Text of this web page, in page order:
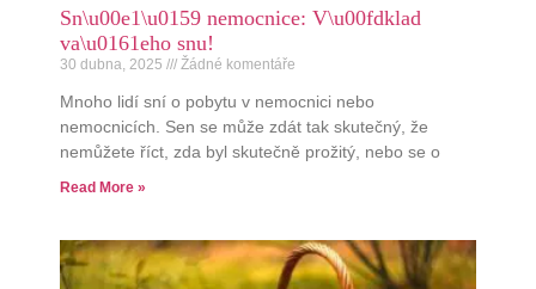
Sn\u00e1\u0159 nemocnice: V\u00fdklad
va\u0161eho snu!
30 dubna, 2025 Žádné komentáře
Mnoho lidí sní o pobytu v nemocnici nebo
nemocnicích. Sen se může zdát tak skutečný, že
nemůžete říct, zda byl skutečně prožitý, nebo se o
Read More »